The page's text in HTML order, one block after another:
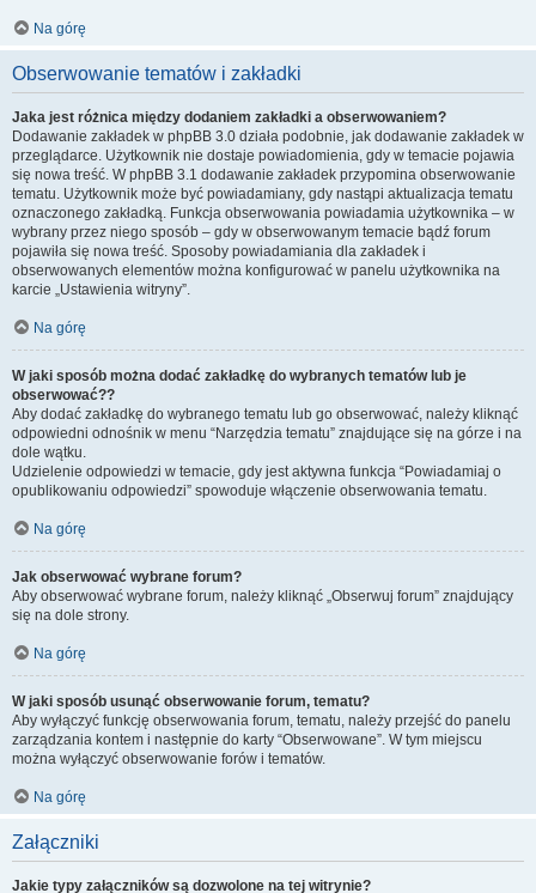
Na górę
Obserwowanie tematów i zakładki
Jaka jest różnica między dodaniem zakładki a obserwowaniem?
Dodawanie zakładek w phpBB 3.0 działa podobnie, jak dodawanie zakładek w
przeglądarce. Użytkownik nie dostaje powiadomienia, gdy w temacie pojawia
się nowa treść. W phpBB 3.1 dodawanie zakładek przypomina obserwowanie
tematu. Użytkownik może być powiadamiany, gdy nastąpi aktualizacja tematu
oznaczonego zakładką. Funkcja obserwowania powiadamia użytkownika – w
wybrany przez niego sposób – gdy w obserwowanym temacie bądź forum
pojawiła się nowa treść. Sposoby powiadamiania dla zakładek i
obserwowanych elementów można konfigurować w panelu użytkownika na
karcie „Ustawienia witryny”.
Na górę
W jaki sposób można dodać zakładkę do wybranych tematów lub je
obserwować??
Aby dodać zakładkę do wybranego tematu lub go obserwować, należy kliknąć
odpowiedni odnośnik w menu “Narzędzia tematu” znajdujące się na górze i na
dole wątku.
Udzielenie odpowiedzi w temacie, gdy jest aktywna funkcja “Powiadamiaj o
opublikowaniu odpowiedzi” spowoduje włączenie obserwowania tematu.
Na górę
Jak obserwować wybrane forum?
Aby obserwować wybrane forum, należy kliknąć „Obserwuj forum” znajdujący
się na dole strony.
Na górę
W jaki sposób usunąć obserwowanie forum, tematu?
Aby wyłączyć funkcję obserwowania forum, tematu, należy przejść do panelu
zarządzania kontem i następnie do karty “Obserwowane”. W tym miejscu
można wyłączyć obserwowanie forów i tematów.
Na górę
Załączniki
Jakie typy załączników są dozwolone na tej witrynie?